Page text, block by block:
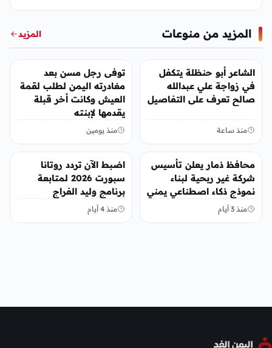
المزيد من منوعات المزيد
منوعات
الشاعر أبو حنظلة يتكفل
في زواجة علي عبدالله
صالح تعرف على التفاصيل
منذ ساعة
منوعات
توفى رجل مسن بعد
مغادرته اليمن لطلب لقمة
العيش وكانت أخر قبلة
يقدمها لإبنته
منذ يومين
منوعات
محافظ ذمار يعلن تأسيس
شركة غير ربحية لبناء
نموذج ذكاء اصطناعي يمني
منذ 3 أيام
منوعات
اضبط الآن تردد روتانا
سبورت 2026 لمتابعة
برنامج وليد الفراج
منذ 4 أيام